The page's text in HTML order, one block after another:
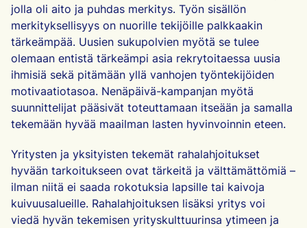
jolla oli aito ja puhdas merkitys. Työn sisällön
merkityksellisyys on nuorille tekijöille palkkaakin
tärkeämpää. Uusien sukupolvien myötä se tulee
olemaan entistä tärkeämpi asia rekrytoitaessa uusia
ihmisiä sekä pitämään yllä vanhojen työntekijöiden
motivaatiotasoa. Nenäpäivä-kampanjan myötä
suunnittelijat pääsivät toteuttamaan itseään ja samalla
tekemään hyvää maailman lasten hyvinvoinnin eteen.
Yritysten ja yksityisten tekemät rahalahjoitukset
hyvään tarkoitukseen ovat tärkeitä ja välttämättömiä –
ilman niitä ei saada rokotuksia lapsille tai kaivoja
kuivuusalueille. Rahalahjoituksen lisäksi yritys voi
viedä hyvän tekemisen yrityskulttuurinsa ytimeen ja